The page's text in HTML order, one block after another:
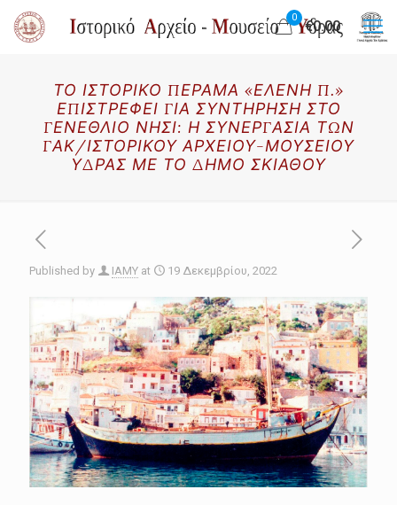
0
€0.00
ΤΟ ΙΣΤΟΡΙΚΟ ΠΕΡΑΜΑ «ΕΛΕΝΗ Π.»
ΕΠΙΣΤΡΕΦΕΙ ΓΙΑ ΣΥΝΤΗΡΗΣΗ ΣΤΟ
ΓΕΝΕΘΛΙΟ ΝΗΣΙ: Η ΣΥΝΕΡΓΑΣΙΑ ΤΩΝ
ΓΑΚ/ΙΣΤΟΡΙΚΟΥ ΑΡΧΕΙΟΥ-ΜΟΥΣΕΙΟΥ
ΥΔΡΑΣ ΜΕ ΤΟ ΔΗΜΟ ΣΚΙΑΘΟΥ
Published by IAMY at 19 Δεκεμβρίου, 2022